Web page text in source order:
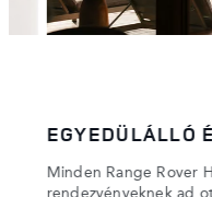
EGYEDÜLÁLLÓ
Minden Range Rover
rendezvényeknek ad